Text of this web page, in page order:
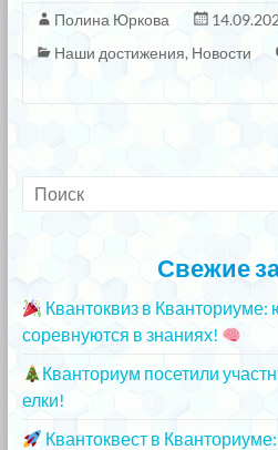
Полина Юркова
Наши достижения, Новости
Свежие
Квантоквиз в
соревнуются в знаниях!
Кванториум посетили
елки!
Квантоквест в